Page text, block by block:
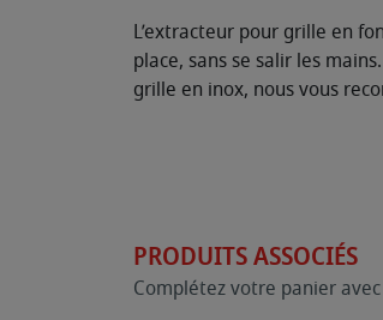
L’extracteur pour grille en
place, sans se salir les
grille en inox, nous vous
PRODUITS ASSOCIÉS
Complétez votre panier